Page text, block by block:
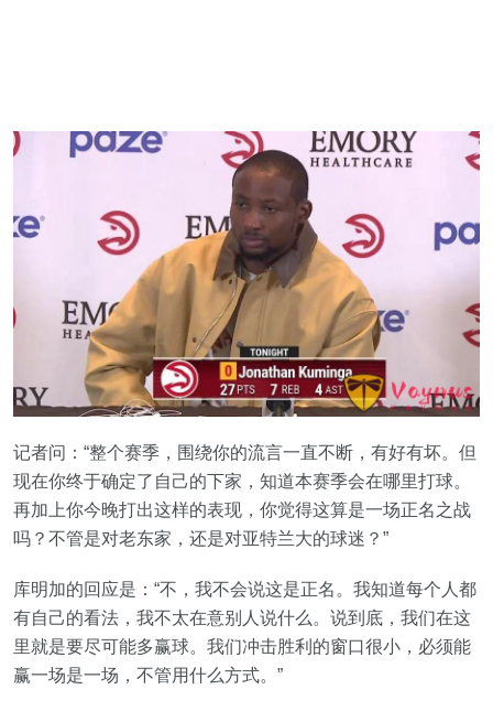
记者问：“整个赛季，围绕你的流言一直不断，有好有坏。但
现在你终于确定了自己的下家，知道本赛季会在哪里打球。
再加上你今晚打出这样的表现，你觉得这算是一场正名之战
吗？不管是对老东家，还是对亚特兰大的球迷？”
库明加的回应是：“不，我不会说这是正名。我知道每个人都
有自己的看法，我不太在意别人说什么。说到底，我们在这
里就是要尽可能多赢球。我们冲击胜利的窗口很小，必须能
赢一场是一场，不管用什么方式。”